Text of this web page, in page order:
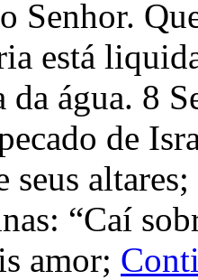
Senhor.
está
da água. 8
de
seus
“Caí
amor;